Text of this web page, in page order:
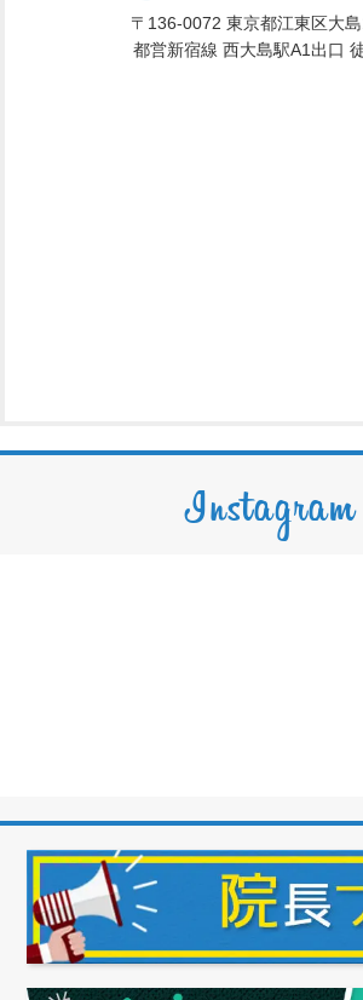
〒136-0072 東京都江東区大
都営新宿線 西大島駅A1出口
Instagram